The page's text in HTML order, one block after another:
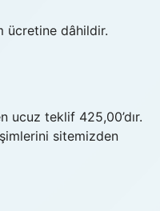
ücretine dâhildir.
ucuz teklif 425,00’dır.
sitemizden